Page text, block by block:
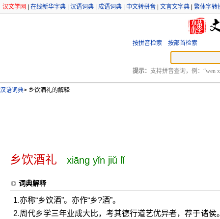
汉文学网 在线新华字典 汉语词典 成语词典 中文转拼音 文言文字典 繁体字转
按拼音检索 按部首检索
提示： 支持拼音查询，例：“wen
汉语词典> 乡饮酒礼的解释
乡饮酒礼 xiāng yǐn jiǔ lǐ
词典解释
1.亦称“乡饮酒”。亦作“乡?酒”。
2.周代乡学三年业成大比，考其德行道艺优异者，荐于诸